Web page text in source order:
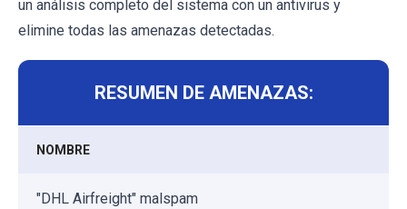
un análisis completo del sistema con un antivirus y
elimine todas las amenazas detectadas.
RESUMEN DE AMENAZAS:
NOMBRE
"DHL Airfreight" malspam